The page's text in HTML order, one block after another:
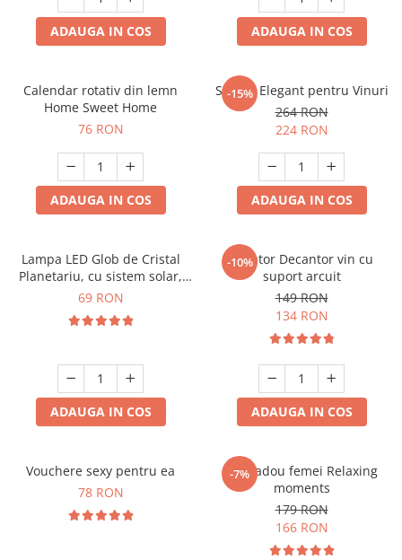
ADAUGA IN COS ADAUGA IN COS
Calendar rotativ din lemn
Home Sweet Home
76 RON
ADAUGA IN COS
-15%
Suport Elegant pentru Vinuri
264 RON
224 RON
ADAUGA IN COS
Lampa LED Glob de Cristal
Planetariu, cu sistem solar,
cadou captivant
69 RON
ADAUGA IN COS
-10%
Aerator Decantor vin cu
suport arcuit
149 RON
134 RON
ADAUGA IN COS
Vouchere sexy pentru ea
78 RON
-7%
Set cadou femei Relaxing
moments
179 RON
166 RON